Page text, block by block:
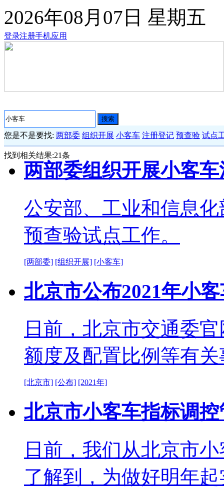
2026年08月07日 星期五
登录注册手机应用
搜索
您是不是要找: 两部委 组织开展 小客车 注册登记 预查验 试点
找到相关结果:21条
两部委组织开展小客
公安部、工业和信息
预查验试点工作。
[两部委] [组织开展] [小客车]
北京市公布2021年小
日前，北京市交通委
额度及配置比例等有
[北京市] [公布] [2021年]
北京市小客车指标调
日前，我们从北京市
了解到，为做好明年